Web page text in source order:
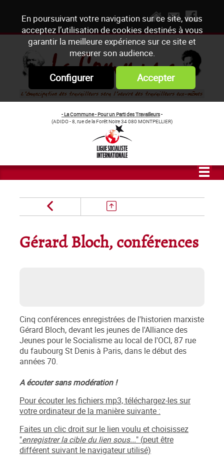
En poursuivant votre navigation sur ce site, vous
acceptez l’utilisation de cookies destinés à vous
garantir la meilleure expérience sur ce site et
mesurer son audience.
Configurer Accepter
- La Commune - Pour un Parti des Travailleurs-
(ADIDO - 8, rue de la Forêt Noire 34 080 MONTPELLIER)
Gérard Bloch, conférences
Cinq conférences enregistrées de l'historien marxiste
Gérard Bloch, devant les jeunes de l'Alliance des
Jeunes pour le Socialisme au local de l'OCI, 87 rue
du faubourg St Denis à Paris, dans le début des
années 70.
A écouter sans modération !
Pour écouter les fichiers mp3, téléchargez-les sur
votre ordinateur de la manière suivante :
Faites un clic droit sur le lien voulu et choisissez
"enregistrer la cible du lien sous..." (peut être
différent suivant le navigateur utilisé)